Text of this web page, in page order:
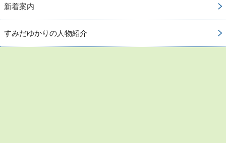
新着案内
すみだゆかりの人物紹介